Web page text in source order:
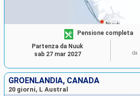
Pensione completa
da
Partenza da Nuuk
sab 27 mar 2027
GROENLANDIA, CANADA
20 giorni, L Austral